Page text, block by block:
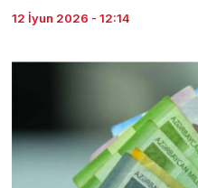
12 İyun 2026 - 12:14